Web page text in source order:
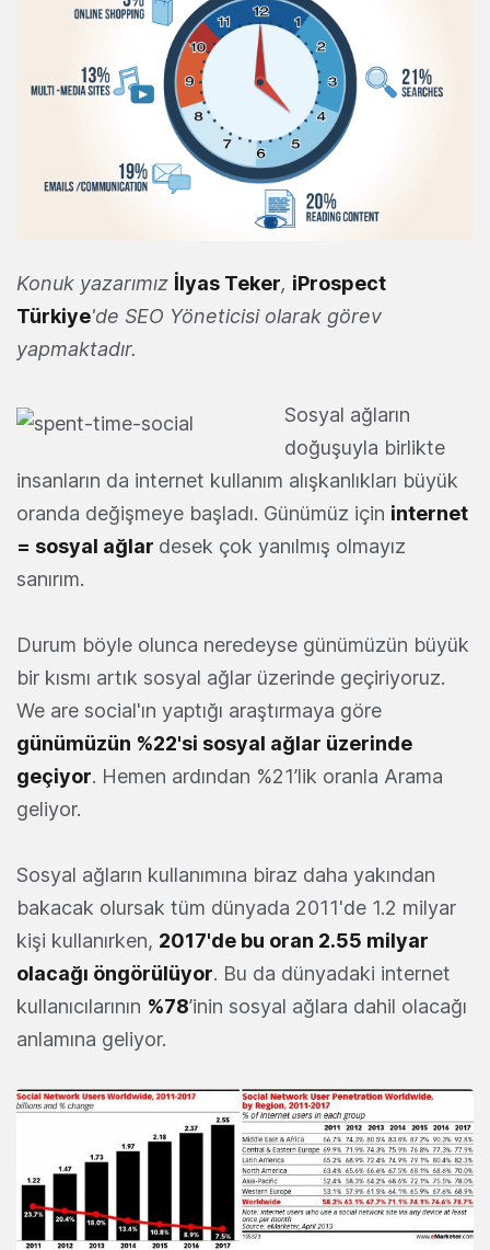
Konuk yazarımız İlyas Teker, iProspect
Türkiye'de SEO Yöneticisi olarak görev
yapmaktadır.
Sosyal ağların
doğuşuyla birlikte
insanların da internet kullanım alışkanlıkları büyük
oranda değişmeye başladı. Günümüz için internet
= sosyal ağlar desek çok yanılmış olmayız
sanırım.
Durum böyle olunca neredeyse günümüzün büyük
bir kısmı artık sosyal ağlar üzerinde geçiriyoruz.
We are social'ın yaptığı araştırmaya göre
günümüzün %22'si sosyal ağlar üzerinde
geçiyor. Hemen ardından %21’lik oranla Arama
geliyor.
Sosyal ağların kullanımına biraz daha yakından
bakacak olursak tüm dünyada 2011'de 1.2 milyar
kişi kullanırken, 2017'de bu oran 2.55 milyar
olacağı öngörülüyor. Bu da dünyadaki internet
kullanıcılarının %78’inin sosyal ağlara dahil olacağı
anlamına geliyor.